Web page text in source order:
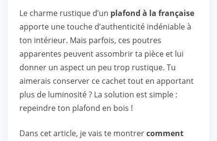
Le charme rustique d’un plafond à la française
apporte une touche d’authenticité indéniable à
ton intérieur. Mais parfois, ces poutres
apparentes peuvent assombrir ta pièce et lui
donner un aspect un peu trop rustique. Tu
aimerais conserver ce cachet tout en apportant
plus de luminosité ? La solution est simple :
repeindre ton plafond en bois !
Dans cet article, je vais te montrercomment